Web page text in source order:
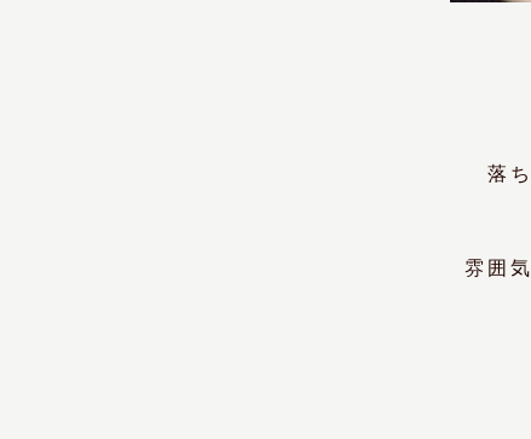
落
雰囲